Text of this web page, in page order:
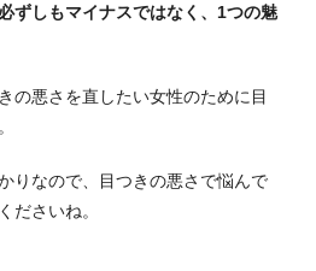
ずしもマイナスではなく、1つの魅
の悪さを直したい女性のために目
りなので、目つきの悪さで悩んで
ださいね。